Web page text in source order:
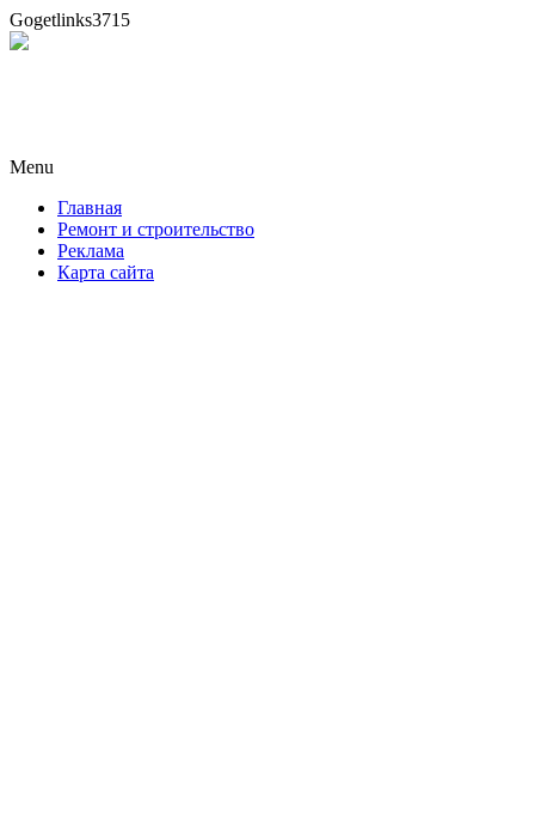
Gogetlinks3715
Menu
content
Главная
Ремонт и строительство
Реклама
Карта сайта